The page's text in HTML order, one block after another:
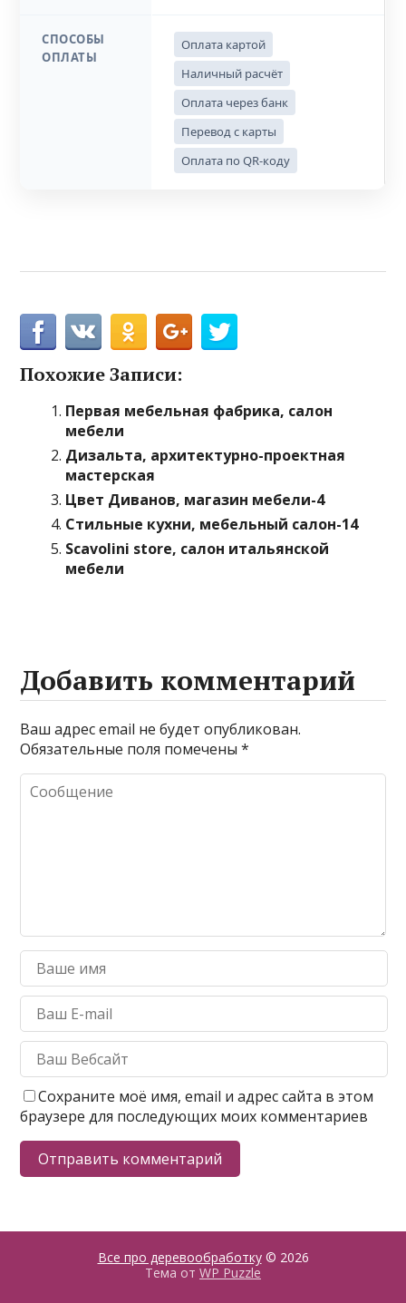
СПОСОБЫ
ОПЛАТЫ
Оплата картой
Наличный расчёт
Оплата через банк
Перевод с карты
Оплата по QR-коду
Похожие Записи:
Первая мебельная фабрика, салон
мебели
Дизальта, архитектурно-проектная
мастерская
Цвет Диванов, магазин мебели-4
Стильные кухни, мебельный салон-14
Scavolini store, салон итальянской
мебели
Добавить комментарий
Ваш адрес email не будет опубликован.
Обязательные поля помечены*
Сохраните моё имя, email и адрес сайта в этом
браузере для последующих моих комментариев
Все про деревообработку© 2026
Тема от WP Puzzle